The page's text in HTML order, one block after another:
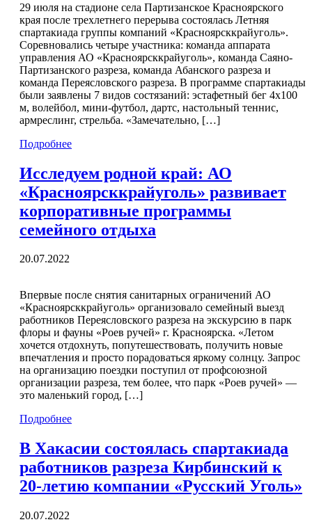
29 июля на стадионе села Партизанское Красноярского
края после трехлетнего перерыва состоялась Летняя
спартакиада группы компаний «Красноярсккрайуголь».
Соревновались четыре участника: команда аппарата
управления АО «Красноярсккрайуголь», команда Саяно-
Партизанского разреза, команда Абанского разреза и
команда Переясловского разреза. В программе спартакиады
были заявлены 7 видов состязаний: эстафетный бег 4х100
м, волейбол, мини-футбол, дартс, настольный теннис,
армреслинг, стрельба. «Замечательно, […]
Подробнее
Исследуем родной край: АО
«Красноярсккрайуголь» развивает
корпоративные программы
семейного отдыха
20.07.2022
Впервые после снятия санитарных ограничений АО
«Красноярсккрайуголь» организовало семейный выезд
работников Переясловского разреза на экскурсию в парк
флоры и фауны «Роев ручей» г. Красноярска. «Летом
хочется отдохнуть, попутешествовать, получить новые
впечатления и просто порадоваться яркому солнцу. Запрос
на организацию поездки поступил от профсоюзной
организации разреза, тем более, что парк «Роев ручей» —
это маленький город, […]
Подробнее
В Хакасии состоялась спартакиада
работников разреза Кирбинский к
20-летию компании «Русский Уголь»
20.07.2022